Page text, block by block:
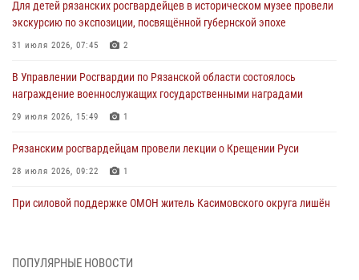
Для детей рязанских росгвардейцев в историческом музее провели
экскурсию по экспозиции, посвящённой губернской эпохе
31 июля 2026, 07:45 2
В Управлении Росгвардии по Рязанской области состоялось
награждение военнослужащих государственными наградами
29 июля 2026, 15:49 1
Рязанским росгвардейцам провели лекции о Крещении Руси
28 июля 2026, 09:22 1
При силовой поддержке ОМОН житель Касимовского округа лишён
27 июля 2026, 15:26
ПОПУЛЯРНЫЕ НОВОСТИ